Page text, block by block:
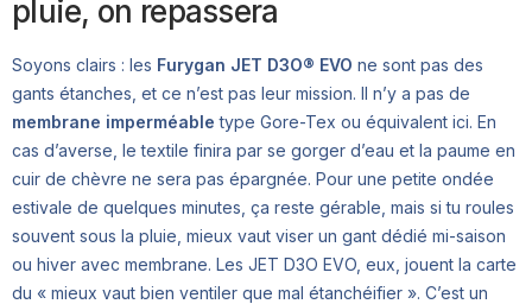
pluie, on repassera
Soyons clairs : les Furygan JET D3O® EVO ne sont pas des
gants étanches, et ce n’est pas leur mission. Il n’y a pas de
membrane imperméable type Gore-Tex ou équivalent ici. En
cas d’averse, le textile finira par se gorger d’eau et la paume en
cuir de chèvre ne sera pas épargnée. Pour une petite ondée
estivale de quelques minutes, ça reste gérable, mais si tu roules
souvent sous la pluie, mieux vaut viser un gant dédié mi-saison
ou hiver avec membrane. Les JET D3O EVO, eux, jouent la carte
du « mieux vaut bien ventiler que mal étanchéifier ». C’est un